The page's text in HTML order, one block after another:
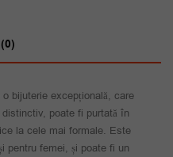
bijuterie excepțională, care
poate fi purtată în
la cele mai formale. Este
pentru femei, și poate fi un